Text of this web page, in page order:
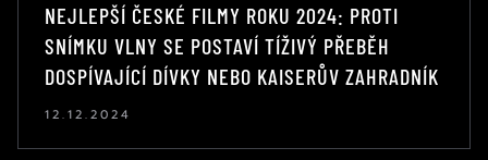
NEJLEPŠÍ ČESKÉ FILMY ROKU 2024: PROTI
SNÍMKU VLNY SE POSTAVÍ TÍŽIVÝ PŘEBĚH
DOSPÍVAJÍCÍ DÍVKY NEBO KAISERŮV ZAHRADNÍK
12.12.2024